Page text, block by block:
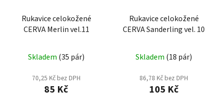
Rukavice celokožené
CERVA Merlin vel.11
Skladem (35 pár)
70,25 Kč bez DPH
85 Kč
Rukavice celokožené
CERVA Sanderling vel. 10
Skladem (18 pár)
86,78 Kč bez DPH
105 Kč